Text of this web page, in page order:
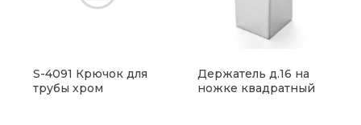
S-4091 Крючок для
трубы хром
Держатель д.16 на
ножке квадратный